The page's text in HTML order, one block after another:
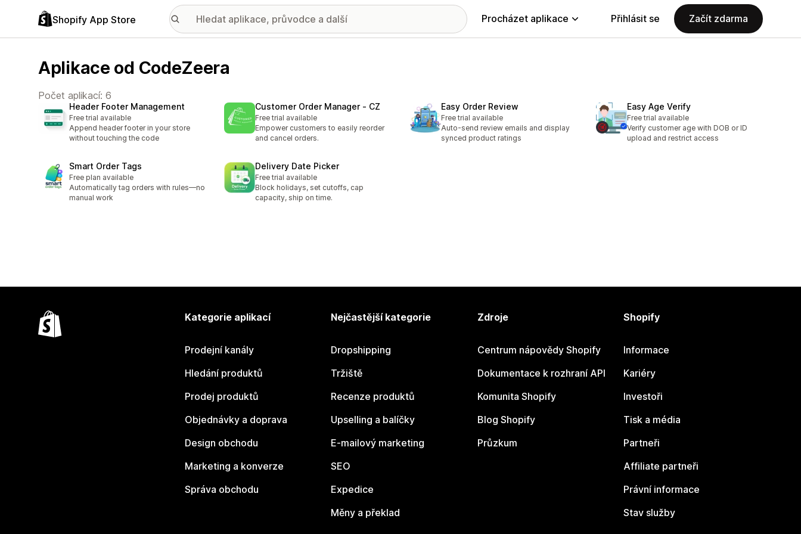
Shopify App Store Procházet aplikace Přihlásit se Začít zdarma
Aplikace od CodeZeera
Počet aplikací: 6
Header Footer Management
Free trial available
Append header footer in your store
without touching the code
Customer Order Manager ‑ CZ
Free trial available
Empower customers to easily reorder
and cancel orders.
Easy Order Review
Free trial available
Auto-send review emails and display
synced product ratings
Easy Age Verify
Free trial available
Verify customer age with DOB or ID
upload and restrict access
Smart Order Tags
Free plan available
Automatically tag orders with rules—no
manual work
Delivery Date Picker
Free trial available
Block holidays, set cutoffs, cap
capacity, ship on time.
Kategorie aplikací
Prodejní kanály
Hledání produktů
Prodej produktů
Objednávky a doprava
Design obchodu
Marketing a konverze
Správa obchodu
Nejčastější kategorie
Dropshipping
Tržiště
Recenze produktů
Upselling a balíčky
E-mailový marketing
SEO
Expedice
Měny a překlad
Zdroje
Centrum nápovědy Shopify
Dokumentace k rozhraní API
Komunita Shopify
Blog Shopify
Průzkum
Shopify
Informace
Kariéry
Investoři
Tisk a média
Partneři
Affiliate partneři
Právní informace
Stav služby